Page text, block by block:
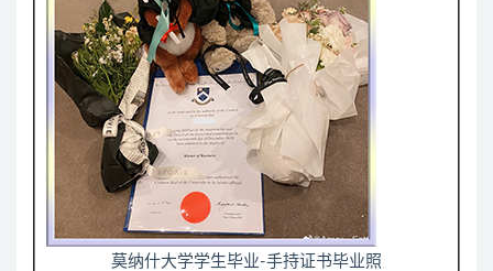
莫纳什大学学生毕业-手持证书毕业照